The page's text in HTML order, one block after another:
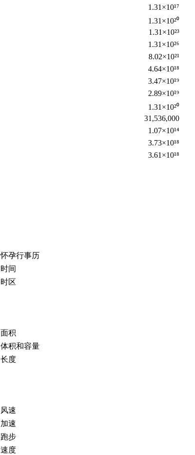
1.31×10¹⁷
1.31×10²⁰
1.31×10²³
1.31×10²⁶
8.02×10²¹
4.64×10¹⁸
3.47×10¹⁹
2.89×10¹⁹
1.31×10²⁰
31,536,000
1.07×10¹⁴
3.73×10¹⁸
3.61×10¹⁸
怀孕行事历
时间
时区
面积
体积和容量
长度
风速
加速
跑步
速度